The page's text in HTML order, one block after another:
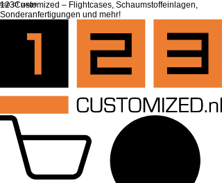
top of page
123Customized – Flightcases, Schaumstoffeinlagen,
Sonderanfertigungen und mehr!